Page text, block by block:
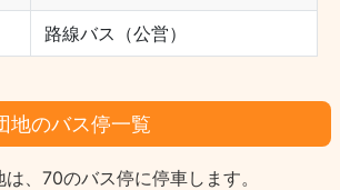
路線バス（公営）
地のバス停一覧
、70のバス停に停車します。